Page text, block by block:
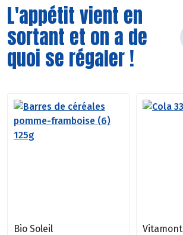
L'appétit vient en
sortant et on a de
quoi se régaler !
Bio Soleil Vitamont